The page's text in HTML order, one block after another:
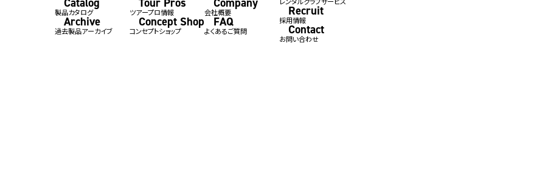
製品カタログ
Archive
過去製品アーカイブ
ツアープロ情報
Concept Shop
コンセプトショップ
会社概要
FAQ
よくあるご質問
Recruit
採用情報
Contact
お問い合わせ